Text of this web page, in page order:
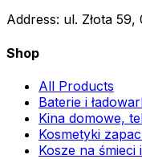
Address: ul. Złota
Shop
All Products
Baterie i
Kina domowe,
Kosmetyki
Kosze na śmieci